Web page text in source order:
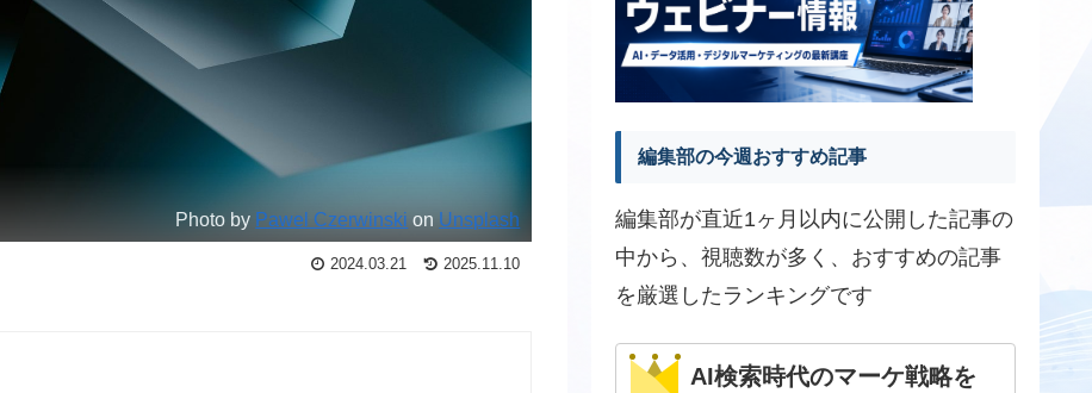
Photo by Pawel Czerwinski on Unsplash
2024.03.21 2025.11.10
編集部の今週おすすめ記事
編集部が直近1ヶ月以内に公開した記事の
中から、視聴数が多く、おすすめの記事
を厳選したランキングです
AI検索時代のマーケ戦略を